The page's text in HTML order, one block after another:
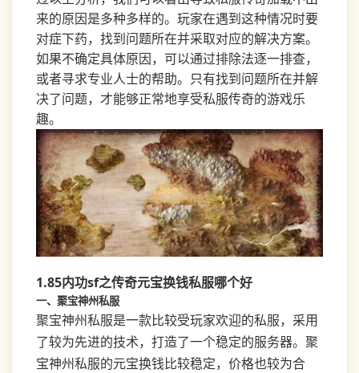
来的原因是多种多样的。玩家在遇到这种情况时要
对症下药，找到问题所在并采取对应的解决方案。
如果不确定具体原因，可以通过排除法逐一排查，
或者寻求专业人士的帮助。只有找到问题所在并解
决了问题，才能够正常地享受私服传奇的游戏乐
趣。
1.85内功sf之传奇元宝换钱私服哪个好
一、聚宝神州私服
聚宝神州私服是一款比较受玩家欢迎的私服，采用
了较为先进的技术，打造了一个稳定的服务器。聚
宝神州私服的元宝换钱比较稳定，价格也较为合